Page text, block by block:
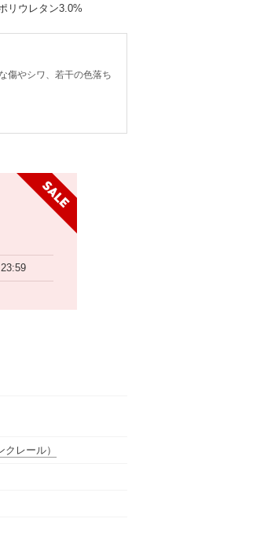
リウレタン3.0%
傷やシワ、若干の色落ち
クレール）